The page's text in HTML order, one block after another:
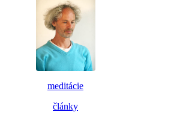
meditácie
články